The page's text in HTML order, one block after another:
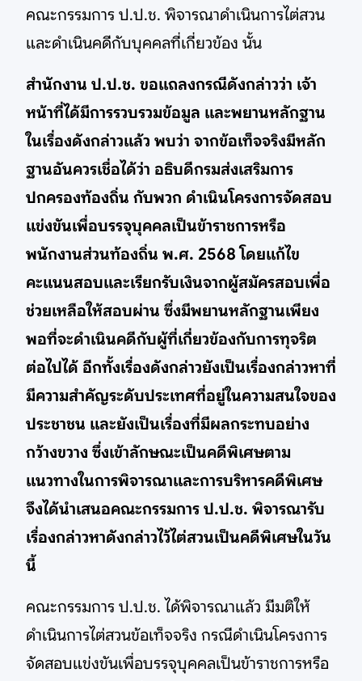
คณะกรรมการ ป.ป.ช. พิจารณาดำเนินการไต่สวน
และดำเนินคดีกับบุคคลที่เกี่ยวข้อง นั้น
สำนักงาน ป.ป.ช. ขอแถลงกรณีดังกล่าวว่า เจ้า
หน้าที่ได้มีการรวบรวมข้อมูล และพยานหลักฐาน
ในเรื่องดังกล่าวแล้ว พบว่า จากข้อเท็จจริงมีหลัก
ฐานอันควรเชื่อได้ว่า อธิบดีกรมส่งเสริมการ
ปกครองท้องถิ่น กับพวก ดำเนินโครงการจัดสอบ
แข่งขันเพื่อบรรจุบุคคลเป็นข้าราชการหรือ
พนักงานส่วนท้องถิ่น พ.ศ. 2568 โดยแก้ไข
คะแนนสอบและเรียกรับเงินจากผู้สมัครสอบเพื่อ
ช่วยเหลือให้สอบผ่าน ซึ่งมีพยานหลักฐานเพียง
พอที่จะดำเนินคดีกับผู้ที่เกี่ยวข้องกับการทุจริต
ต่อไปได้ อีกทั้งเรื่องดังกล่าวยังเป็นเรื่องกล่าวหาที่
มีความสำคัญระดับประเทศที่อยู่ในความสนใจของ
ประชาชน และยังเป็นเรื่องที่มีผลกระทบอย่าง
กว้างขวาง ซึ่งเข้าลักษณะเป็นคดีพิเศษตาม
แนวทางในการพิจารณาและการบริหารคดีพิเศษ
จึงได้นำเสนอคณะกรรมการ ป.ป.ช. พิจารณารับ
เรื่องกล่าวหาดังกล่าวไว้ไต่สวนเป็นคดีพิเศษในวัน
นี้
คณะกรรมการ ป.ป.ช. ได้พิจารณาแล้ว มีมติให้
ดำเนินการไต่สวนข้อเท็จจริง กรณีดำเนินโครงการ
จัดสอบแข่งขันเพื่อบรรจุบุคคลเป็นข้าราชการหรือ